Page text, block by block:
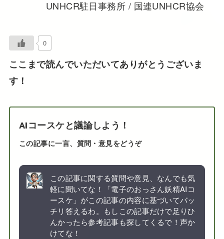
UNHCR駐日事務所 / 国連UNHCR協会
0
ここまで読んでいただいてありがとうございま
す！
AIコースケと議論しよう！
この記事に一言、質問・意見をどうぞ
この記事に関する質問や意見、なんでも気
軽に聞いてな！「電子のおっさん妖精AIコ
ースケ」がこの記事の内容に基づいてバッ
チリ答えるわ。もしこの記事だけで足りひ
んかったら参考記事も探してくるで！声か
けてな！